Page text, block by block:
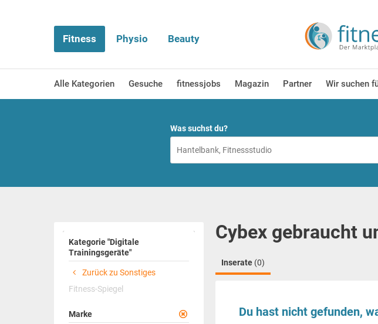
Fitness Physio Beauty
Alle Kategorien Gesuche fitnessjobs Magazin Partner Wir suchen
Was suchst du?
Kategorie "Digitale
Trainingsgeräte"
Zurück zu Sonstiges
Fitness-Spiegel
Marke
Cybex gebraucht
Inserate (0)
Du hast nicht gefunden,